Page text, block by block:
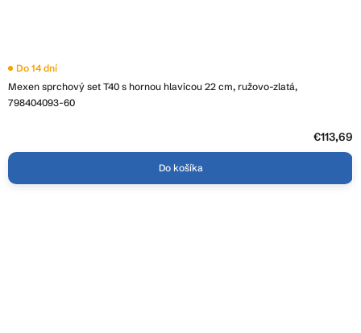
Mexen sprchový set T40 s hornou hlavicou 22 cm, ružovo-zlatá,
798404093-60
Do 14 dní
€113,69
Do košíka